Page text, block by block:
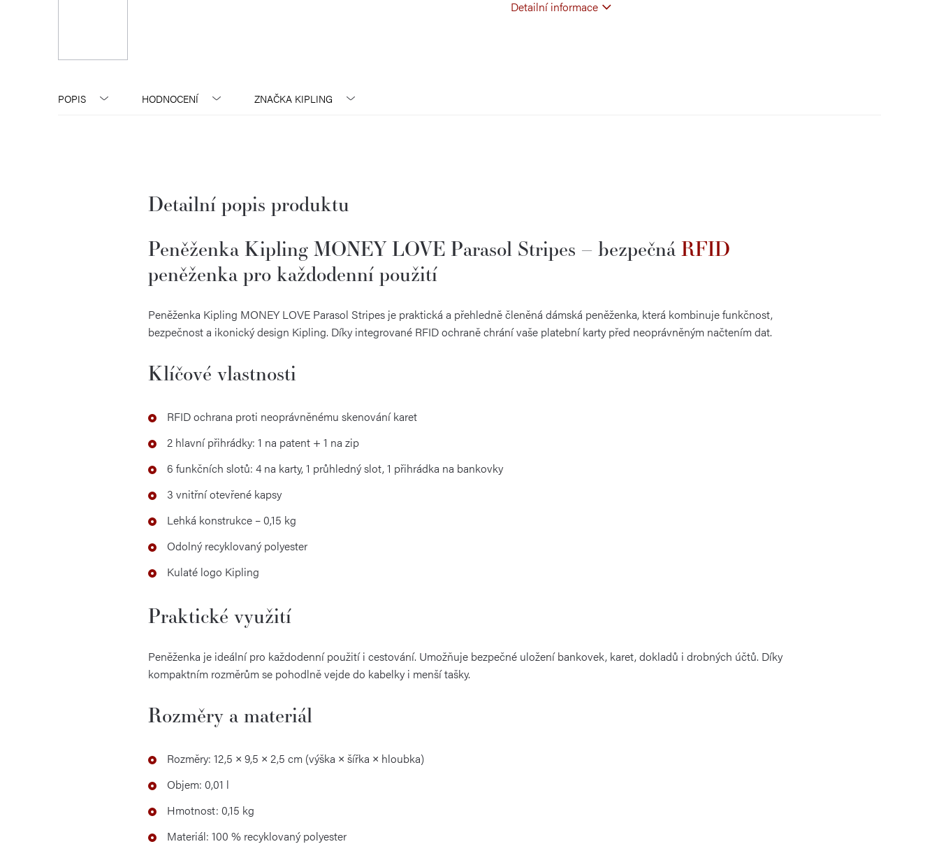
Detailní informace
POPIS HODNOCENÍ ZNAČKA KIPLING
Detailní popis produktu
Peněženka Kipling MONEY LOVE Parasol Stripes – bezpečná RFID
peněženka pro každodenní použití
Peněženka Kipling MONEY LOVE Parasol Stripes je praktická a přehledně členěná dámská peněženka, která kombinuje funkčnost,
bezpečnost a ikonický design Kipling. Díky integrované RFID ochraně chrání vaše platební karty před neoprávněným načtením dat.
Klíčové vlastnosti
RFID ochrana proti neoprávněnému skenování karet
2 hlavní přihrádky: 1 na patent + 1 na zip
6 funkčních slotů: 4 na karty, 1 průhledný slot, 1 přihrádka na bankovky
3 vnitřní otevřené kapsy
Lehká konstrukce – 0,15 kg
Odolný recyklovaný polyester
Kulaté logo Kipling
Praktické využití
Peněženka je ideální pro každodenní použití i cestování. Umožňuje bezpečné uložení bankovek, karet, dokladů i drobných účtů. Díky
kompaktním rozměrům se pohodlně vejde do kabelky i menší tašky.
Rozměry a materiál
Rozměry: 12,5 × 9,5 × 2,5 cm (výška × šířka × hloubka)
Objem: 0,01 l
Hmotnost: 0,15 kg
Materiál: 100 % recyklovaný polyester